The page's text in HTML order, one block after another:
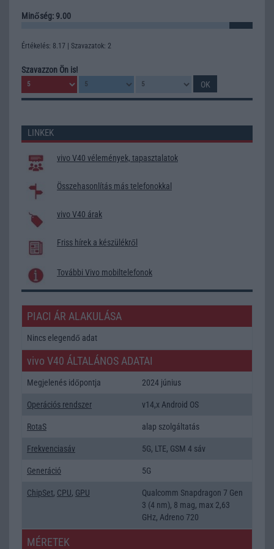
Minőség: 9.00
Értékelés: 8.17 | Szavazatok: 2
Szavazzon Ön is!
LINKEK
vivo V40 vélemények, tapasztalatok
Összehasonlítás más telefonokkal
vivo V40 árak
Friss hírek a készülékről
További Vivo mobiltelefonok
PIACI ÁR ALAKULÁSA
Nincs elegendő adat
vivo V40 ÁLTALÁNOS ADATAI
Megjelenés időpontja 2024 június
Operációs rendszer v14,x Android OS
RotaS alap szolgáltatás
Frekvenciasáv 5G, LTE, GSM 4 sáv
Generáció 5G
ChipSet, CPU, GPU
Qualcomm Snapdragon 7 Gen
3 (4 nm), 8 mag, max 2,63
GHz, Adreno 720
MÉRETEK